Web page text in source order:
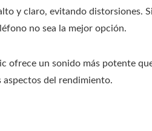
y claro, evitando distorsiones.
no sea la mejor opción.
ofrece un sonido más potente
del rendimiento.